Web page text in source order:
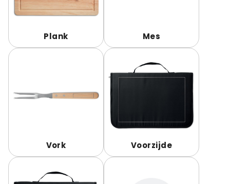
Plank Mes
Vork Voorzijde